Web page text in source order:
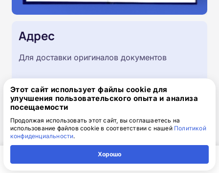
Адрес
Для доставки оригиналов документов
Этот сайт использует файлы cookie для
улучшения пользовательского опыта и анализа
посещаемости
Продолжая использовать этот сайт, вы соглашаетесь на
использование файлов cookie в соответствии с нашей Политикой
конфиденциальности.
Хорошо